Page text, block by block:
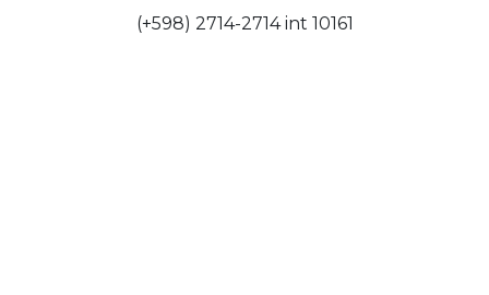
(+598) 2714-2714 int 10161